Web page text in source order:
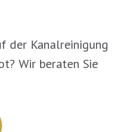
der Kanalreinigung
Wir beraten Sie